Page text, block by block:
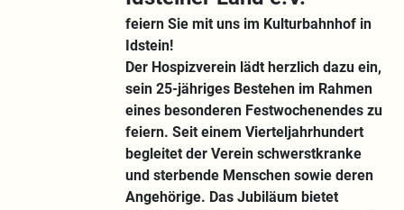
feiern Sie mit uns im Kulturbahnhof in
Idstein!
Der Hospizverein lädt herzlich dazu ein,
sein 25-jähriges Bestehen im Rahmen
eines besonderen Festwochenendes zu
feiern. Seit einem Vierteljahrhundert
begleitet der Verein schwerstkranke
und sterbende Menschen sowie deren
Angehörige. Das Jubiläum bietet